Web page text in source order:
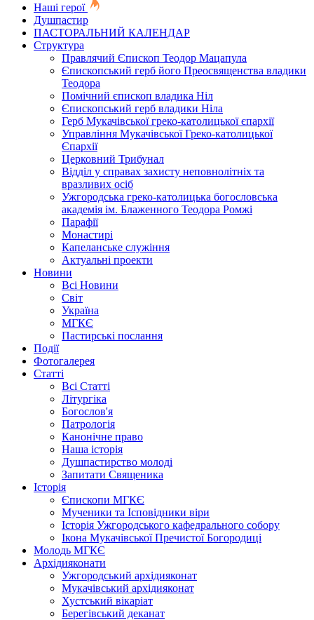
Наші герої
Душпастир
ПАСТОРАЛЬНИЙ КАЛЕНДАР
Структура
Правлячий Єпископ Теодор Мацапула
Єпископський герб його Преосвященства владики
Теодора
Помічний єпископ владика Ніл
Єпископський герб владики Ніла
Герб Мукачівської греко-католицької єпархії
Управління Мукачівської Греко-католицької
Єпархії
Церковний Трибунал
Відділ у справах захисту неповнолітніх та
вразливих осіб
Ужгородська греко-католицька богословська
академія ім. Блаженного Теодора Ромжі
Парафії
Монастирі
Капеланське служіння
Актуальні проекти
Новини
Всі Новини
Світ
Україна
МГКЄ
Пастирські послання
Події
Фотогалерея
Статті
Всі Статті
Літургіка
Богослов'я
Патрологія
Канонічне право
Наша історія
Душпастирство молоді
Запитати Священика
Історія
Єпископи МГКЄ
Мученики та Ісповідники віри
Історія Ужгородського кафедрального собору
Ікона Мукачівської Пречистої Богородиці
Молодь МГКЄ
Архідияконати
Ужгородський архідияконат
Мукачівський архідияконат
Хустський вікаріат
Берегівський деканат